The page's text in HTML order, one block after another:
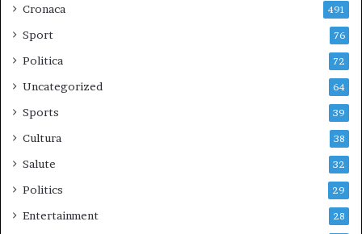
Cronaca 491
Sport 76
Politica 72
Uncategorized 64
Sports 39
Cultura 38
Salute 32
Politics 29
Entertainment 28